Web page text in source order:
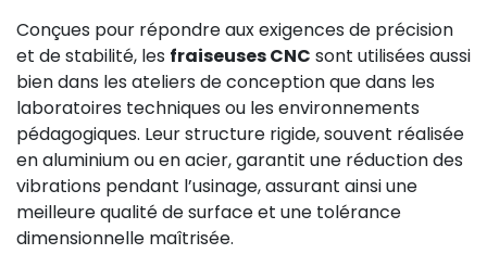
Conçues pour répondre aux exigences de précision
et de stabilité, les fraiseuses CNC sont utilisées aussi
bien dans les ateliers de conception que dans les
laboratoires techniques ou les environnements
pédagogiques. Leur structure rigide, souvent réalisée
en aluminium ou en acier, garantit une réduction des
vibrations pendant l’usinage, assurant ainsi une
meilleure qualité de surface et une tolérance
dimensionnelle maîtrisée.